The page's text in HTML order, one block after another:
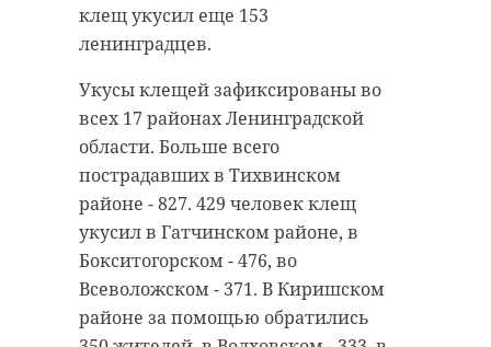
клещ укусил еще 153
ленинградцев.
Укусы клещей зафиксированы во
всех 17 районах Ленинградской
области. Больше всего
пострадавших в Тихвинском
районе - 827. 429 человек клещ
укусил в Гатчинском районе, в
Бокситогорском - 476, во
Всеволожском - 371. В Киришском
районе за помощью обратились
Подписывайтесь на нас в
Во вторник, 19 июля, в
Петербургском онкоцентре
проходит редкая операция. Врачи
устанавливают пациенту протез
локтевого сустава, изготовленный
на 3D-принтере.
Корреспондентам 47channel
показали имплантат локтевого
Подписывайтесь на нас в
В минувшие выходные
сотрудники ГИБДД провели
очередной рейд «Нетрезвый
водителей». Почти тысяча
экипажей ДПС патрулировала
основные дороги Санкт-